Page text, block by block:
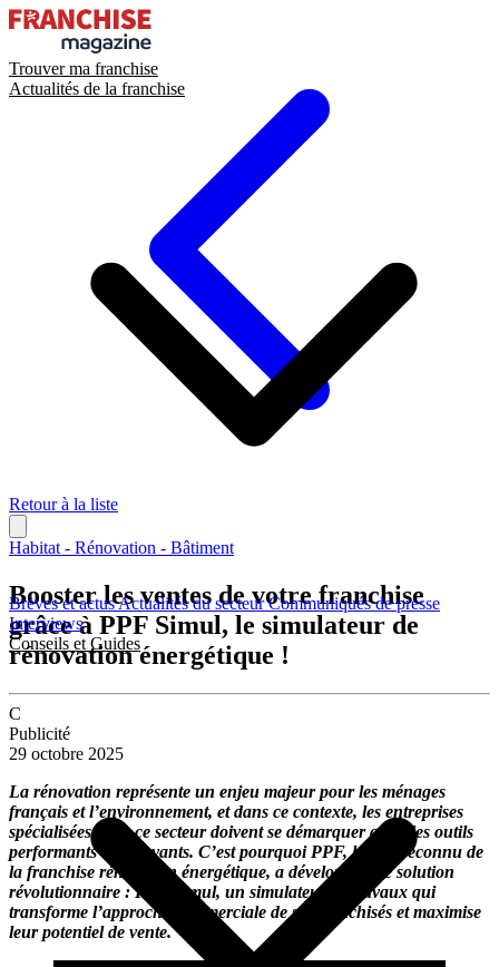
Trouver ma franchise
Actualités de la franchise
Brèves et actusActualités du secteurCommuniqués de presse
Interviews
Conseils et Guides
Retour à la liste
Habitat - Rénovation - Bâtiment
Booster les ventes de votre franchise
grâce à PPF Simul, le simulateur de
rénovation énergétique !
C
Publicité
29 octobre 2025
La rénovation représente un enjeu majeur pour les ménages
français et l’environnement, et dans ce contexte, les entreprises
spécialisées dans ce secteur doivent se démarquer avec des outils
performants et innovants. C’est pourquoi PPF, leader reconnu de
la franchise rénovation énergétique, a développé une solution
révolutionnaire : PPF Simul, un simulateur de travaux qui
transforme l’approche commerciale de ses franchisés et maximise
leur potentiel de vente.